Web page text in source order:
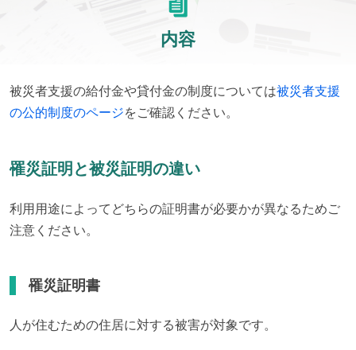
内容
被災者支援の給付金や貸付金の制度については被災者支援
の公的制度のページをご確認ください。
罹災証明と被災証明の違い
利用用途によってどちらの証明書が必要かが異なるためご
注意ください。
罹災証明書
人が住むための住居に対する被害が対象です。